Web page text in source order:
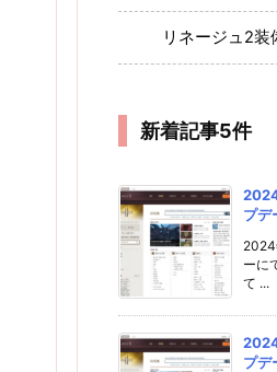
リネージュ2装
新着記事5件
プデ
2024
ーに
て ...
プデ